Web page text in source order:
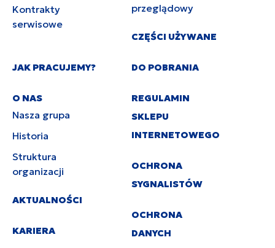
Kontrakty
serwisowe
przeglądowy
CZĘŚCI UŻYWANE
JAK PRACUJEMY?
O NAS
Nasza grupa
Historia
Struktura
organizacji
AKTUALNOŚCI
KARIERA
DO POBRANIA
REGULAMIN
SKLEPU
INTERNETOWEGO
OCHRONA
SYGNALISTÓW
OCHRONA
DANYCH